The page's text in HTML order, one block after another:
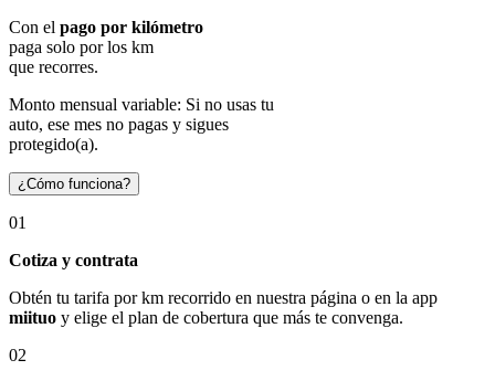
Con el pago por kilómetro
paga solo por los km
que recorres.
Monto mensual variable: Si no usas tu
auto, ese mes no pagas y sigues
protegido(a).
¿Cómo funciona?
01
Cotiza y contrata
Obtén tu tarifa por km recorrido en nuestra página o en la app
miituo y elige el plan de cobertura que más te convenga.
02